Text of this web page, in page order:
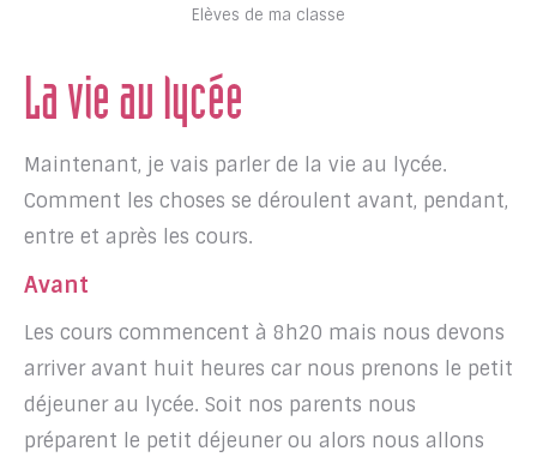
Elèves de ma classe
La vie au lycée
Maintenant, je vais parler de la vie au lycée.
Comment les choses se déroulent avant, pendant,
entre et après les cours.
Avant
Les cours commencent à 8h20 mais nous devons
arriver avant huit heures car nous prenons le petit
déjeuner au lycée. Soit nos parents nous
préparent le petit déjeuner ou alors nous allons